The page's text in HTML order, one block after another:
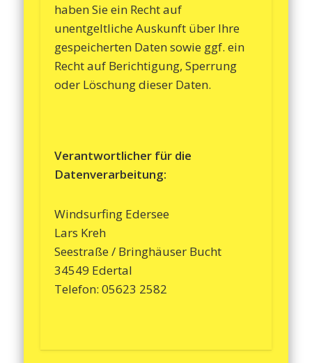
haben Sie ein Recht auf
unentgeltliche Auskunft über Ihre
gespeicherten Daten sowie ggf. ein
Recht auf Berichtigung, Sperrung
oder Löschung dieser Daten.
Verantwortlicher für die
Datenverarbeitung:
Windsurfing Edersee
Lars Kreh
Seestraße / Bringhäuser Bucht
34549 Edertal
Telefon: 05623 2582